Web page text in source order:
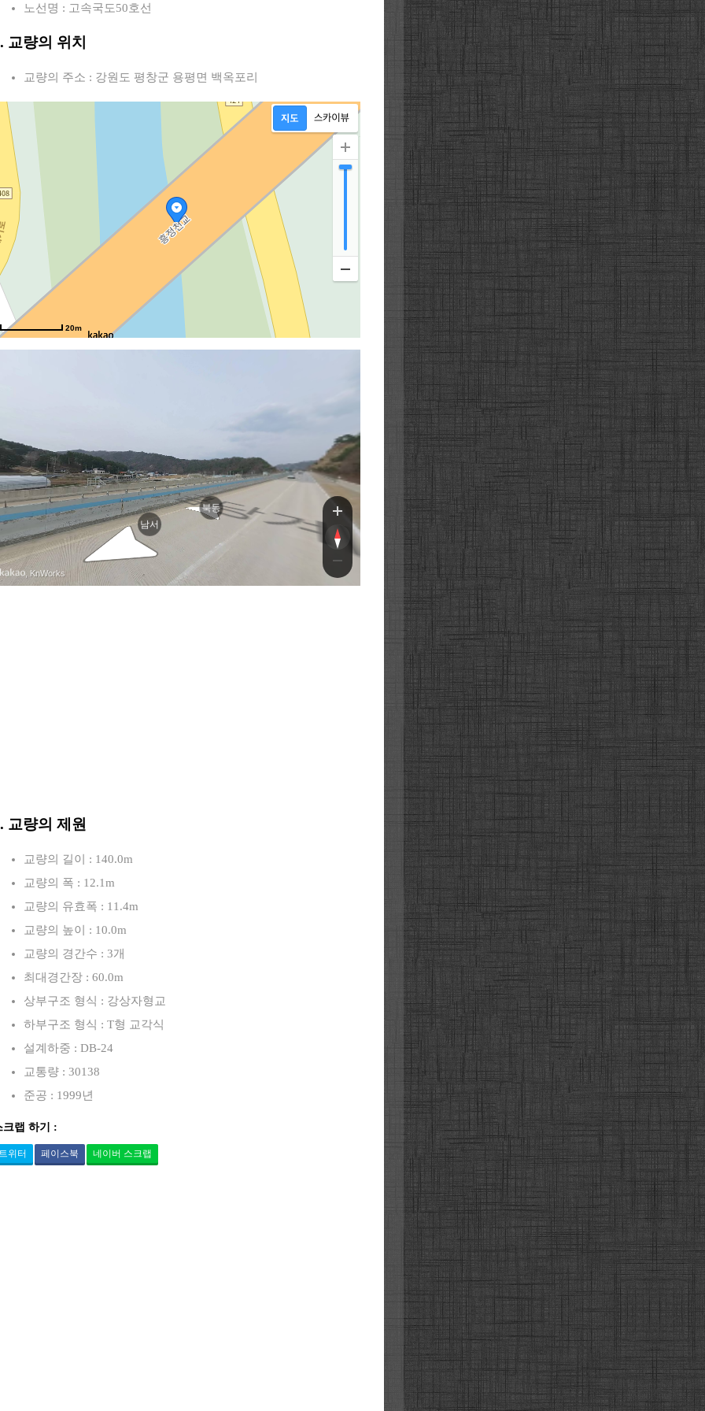
노선명 : 고속국도50호선
교량의 위치
교량의 주소 : 강원도 평창군 용평면 백옥포리
20m
남서
북동
, KnWorks
교량의 제원
교량의 길이 : 140.0m
교량의 폭 : 12.1m
교량의 유효폭 : 11.4m
교량의 높이 : 10.0m
교량의 경간수 : 3개
최대경간장 : 60.0m
상부구조 형식 : 강상자형교
하부구조 형식 : T형 교각식
설계하중 : DB-24
교통량 : 30138
준공 : 1999년
크랩 하기 :
위터 페이스북 네이버 스크랩